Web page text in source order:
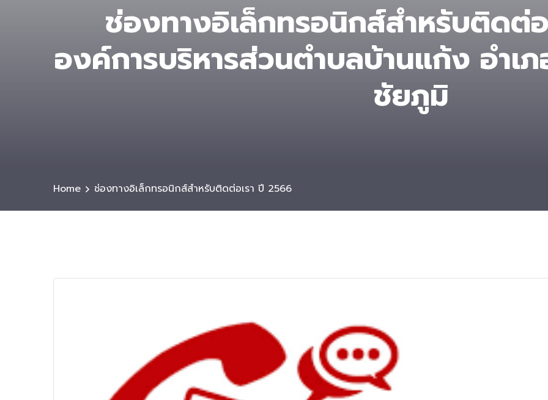
ช่องทางอิเล็กทรอนิกส์สำหรับติดต่
องค์การบริหารส่วนตําบลบ้านแก้ง อำเ
ชัยภูมิ
Home ช่องทางอิเล็กทรอนิกส์สำหรับติดต่อเรา ปี 2566